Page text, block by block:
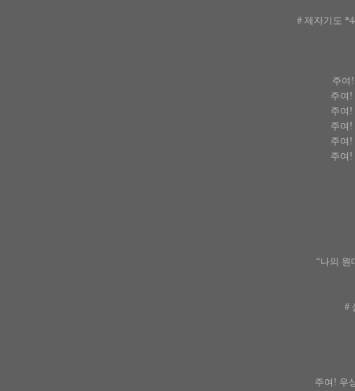
# 제자기도
주여
주여!
주여!
주여!
주여!
주여!
“나의 원
#
주여! 우